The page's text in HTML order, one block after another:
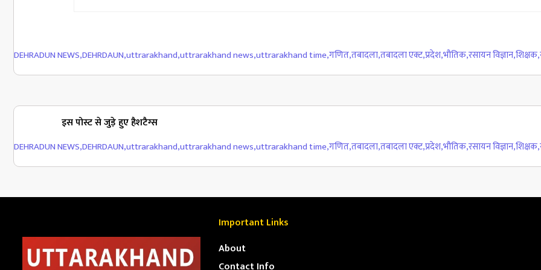
DEHRADUN NEWS,DEHRDAUN,uttrarakhand,uttrarakhand news,uttrarakhand time,गणित,तबादला,तबादला एक्ट,प्रदेश,भौतिक,रसायन विज्ञान,शिक्षक,
इस पोस्ट से जुड़े हुए हैशटैग्स
DEHRADUN NEWS,DEHRDAUN,uttrarakhand,uttrarakhand news,uttrarakhand time,गणित,तबादला,तबादला एक्ट,प्रदेश,भौतिक,रसायन विज्ञान,शिक्षक,
Important Links
About
Contact Info